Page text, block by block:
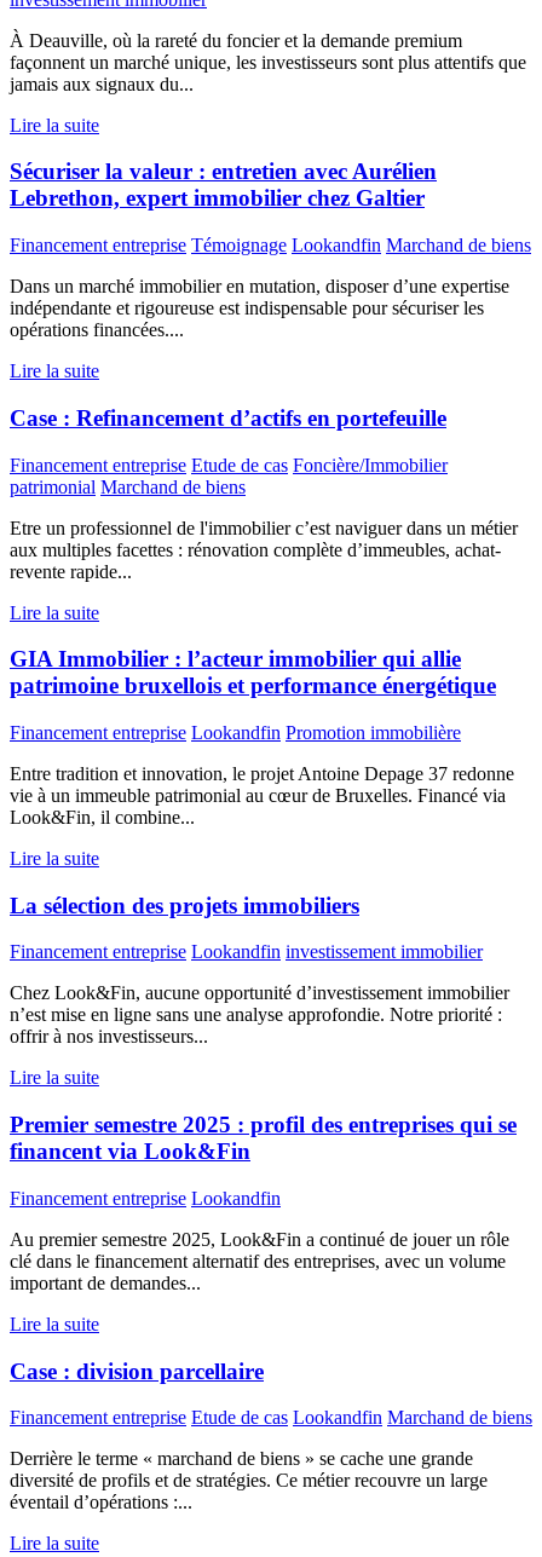
À Deauville, où la rareté du foncier et la demande premium
façonnent un marché unique, les investisseurs sont plus attentifs que
jamais aux signaux du...
Lire la suite
Sécuriser la valeur : entretien avec Aurélien
Lebrethon, expert immobilier chez Galtier
Financement entreprise Témoignage Lookandfin Marchand de biens
Dans un marché immobilier en mutation, disposer d’une expertise
indépendante et rigoureuse est indispensable pour sécuriser les
opérations financées....
Lire la suite
Case : Refinancement d’actifs en portefeuille
Financement entreprise Etude de cas Foncière/Immobilier
patrimonial Marchand de biens
Etre un professionnel de l'immobilier c’est naviguer dans un métier
aux multiples facettes : rénovation complète d’immeubles, achat-
revente rapide...
Lire la suite
GIA Immobilier : l’acteur immobilier qui allie
patrimoine bruxellois et performance énergétique
Financement entreprise Lookandfin Promotion immobilière
Entre tradition et innovation, le projet Antoine Depage 37 redonne
vie à un immeuble patrimonial au cœur de Bruxelles. Financé via
Look&Fin, il combine...
Lire la suite
La sélection des projets immobiliers
Financement entreprise Lookandfin investissement immobilier
Chez Look&Fin, aucune opportunité d’investissement immobilier
n’est mise en ligne sans une analyse approfondie. Notre priorité :
offrir à nos investisseurs...
Lire la suite
Premier semestre 2025 : profil des entreprises qui se
financent via Look&Fin
Financement entreprise Lookandfin
Au premier semestre 2025, Look&Fin a continué de jouer un rôle
clé dans le financement alternatif des entreprises, avec un volume
important de demandes...
Lire la suite
Case : division parcellaire
Financement entreprise Etude de cas Lookandfin Marchand de biens
Derrière le terme « marchand de biens » se cache une grande
diversité de profils et de stratégies. Ce métier recouvre un large
éventail d’opérations :...
Lire la suite